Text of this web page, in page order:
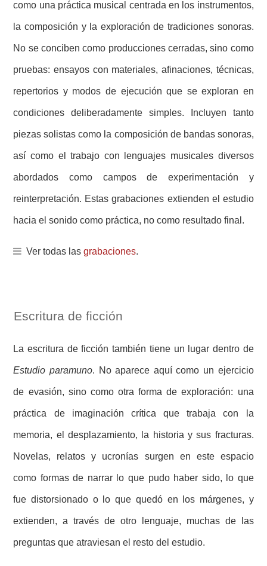
como una práctica musical centrada en los instrumentos,
la composición y la exploración de tradiciones sonoras.
No se conciben como producciones cerradas, sino como
pruebas: ensayos con materiales, afinaciones, técnicas,
repertorios y modos de ejecución que se exploran en
condiciones deliberadamente simples. Incluyen tanto
piezas solistas como la composición de bandas sonoras,
así como el trabajo con lenguajes musicales diversos
abordados como campos de experimentación y
reinterpretación. Estas grabaciones extienden el estudio
hacia el sonido como práctica, no como resultado final.
Ver todas lasgrabaciones.
Escritura de ficción
La escritura de ficción también tiene un lugar dentro de
Estudio paramuno. No aparece aquí como un ejercicio
de evasión, sino como otra forma de exploración: una
práctica de imaginación crítica que trabaja con la
memoria, el desplazamiento, la historia y sus fracturas.
Novelas, relatos y ucronías surgen en este espacio
como formas de narrar lo que pudo haber sido, lo que
fue distorsionado o lo que quedó en los márgenes, y
extienden, a través de otro lenguaje, muchas de las
preguntas que atraviesan el resto del estudio.